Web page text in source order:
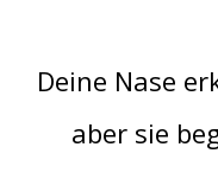
Deine Nase
aber sie